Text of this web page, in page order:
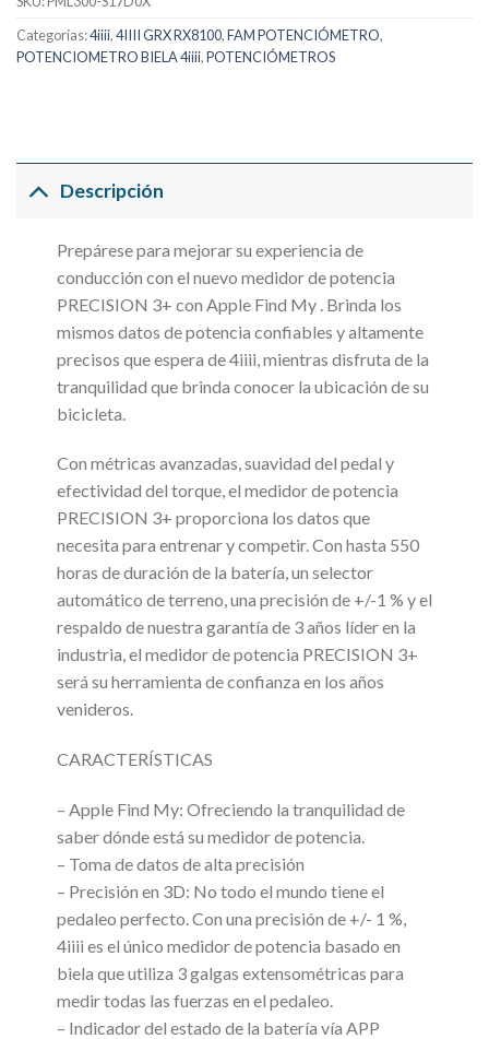
Categorías:4iiii,4IIII GRX RX8100,FAM POTENCIÓMETRO,
POTENCIOMETRO BIELA 4iiii,POTENCIÓMETROS
Descripción
Prepárese para mejorar su experiencia de
conducción con el nuevo medidor de potencia
PRECISION 3+ con Apple Find My . Brinda los
mismos datos de potencia confiables y altamente
precisos que espera de 4iiii, mientras disfruta de la
tranquilidad que brinda conocer la ubicación de su
bicicleta.
Con métricas avanzadas, suavidad del pedal y
efectividad del torque, el medidor de potencia
PRECISION 3+ proporciona los datos que
necesita para entrenar y competir. Con hasta 550
horas de duración de la batería, un selector
automático de terreno, una precisión de +/-1 % y el
respaldo de nuestra garantía de 3 años líder en la
industria, el medidor de potencia PRECISION 3+
será su herramienta de confianza en los años
venideros.
CARACTERÍSTICAS
– Apple Find My: Ofreciendo la tranquilidad de
saber dónde está su medidor de potencia.
– Toma de datos de alta precisión
– Precisión en 3D: No todo el mundo tiene el
pedaleo perfecto. Con una precisión de +/- 1 %,
4iiii es el único medidor de potencia basado en
biela que utiliza 3 galgas extensométricas para
medir todas las fuerzas en el pedaleo.
– Indicador del estado de la batería vía APP